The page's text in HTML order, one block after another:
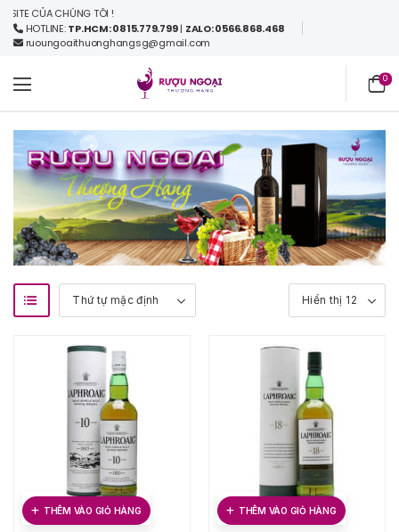
CỦA CHÚNG TÔI !
HOTLINE:TP.HCM: 0815.779.799| ZALO: 0566.868.468
ruoungoaithuonghangsg@gmail.com
0
THÊM VÀO GIỎ HÀNG THÊM VÀO GIỎ HÀNG